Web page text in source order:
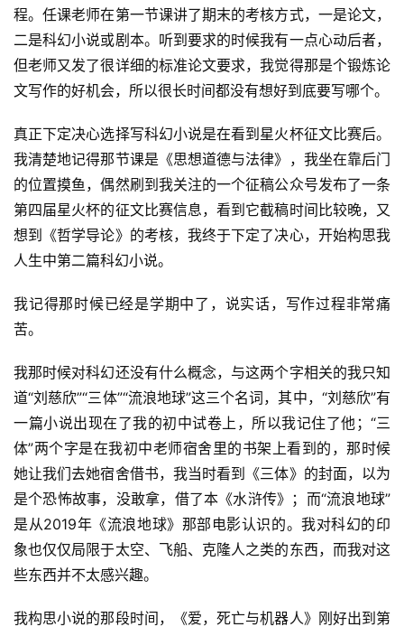
程。任课老师在第一节课讲了期末的考核方式，一是论文，
二是科幻小说或剧本。听到要求的时候我有一点心动后者，
但老师又发了很详细的标准论文要求，我觉得那是个锻炼论
文写作的好机会，所以很长时间都没有想好到底要写哪个。
真正下定决心选择写科幻小说是在看到星火杯征文比赛后。
我清楚地记得那节课是《思想道德与法律》，我坐在靠后门
的位置摸鱼，偶然刷到我关注的一个征稿公众号发布了一条
第四届星火杯的征文比赛信息，看到它截稿时间比较晚，又
想到《哲学导论》的考核，我终于下定了决心，开始构思我
人生中第二篇科幻小说。
我记得那时候已经是学期中了，说实话，写作过程非常痛
苦。
我那时候对科幻还没有什么概念，与这两个字相关的我只知
道“刘慈欣”“三体”“流浪地球”这三个名词，其中，“刘慈欣”有
一篇小说出现在了我的初中试卷上，所以我记住了他；“三
体”两个字是在我初中老师宿舍里的书架上看到的，那时候
她让我们去她宿舍借书，我当时看到《三体》的封面，以为
是个恐怖故事，没敢拿，借了本《水浒传》；而“流浪地球”
是从2019年《流浪地球》那部电影认识的。我对科幻的印
象也仅仅局限于太空、飞船、克隆人之类的东西，而我对这
些东西并不太感兴趣。
我构思小说的那段时间，《爱，死亡与机器人》刚好出到第